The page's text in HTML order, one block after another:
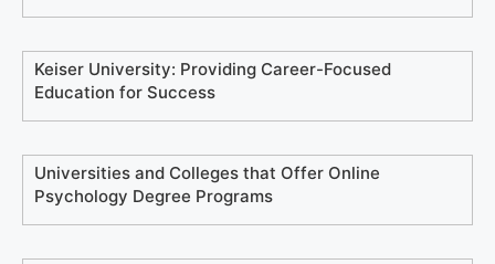
Keiser University: Providing Career-Focused
Education for Success
Universities and Colleges that Offer Online
Psychology Degree Programs